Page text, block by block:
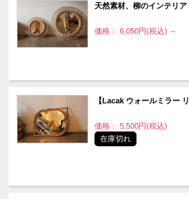
天然素材、柳のインテリ
価格： 6,050円(税込) ～
【Lacak ウォールミラー
価格： 5,500円(税込)
在庫切れ